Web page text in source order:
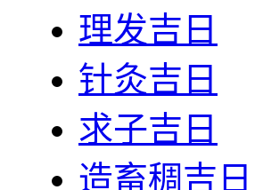
理发吉日
针灸吉日
求子吉日
造畜稠吉日